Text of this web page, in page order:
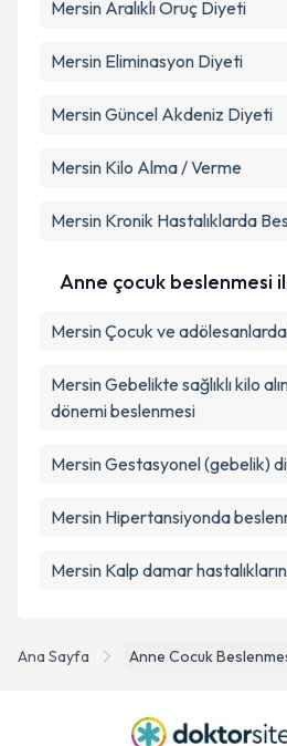
Ana Sayfa Anne Cocuk
Mersin Aralıklı Oruç Diyeti
Mersin Eliminasyon Diyeti
Mersin Güncel Akdeniz Diyeti
Mersin Kilo Alma / Verme
Mersin Kronik Hastalıklarda
Anne çocuk beslenmesi
Mersin Çocuk ve
Mersin Gebelikte sağlıklı kilo
dönemi beslenmesi
Mersin Gestasyonel (gebelik)
Mersin Hipertansiyonda
Mersin Kalp damar